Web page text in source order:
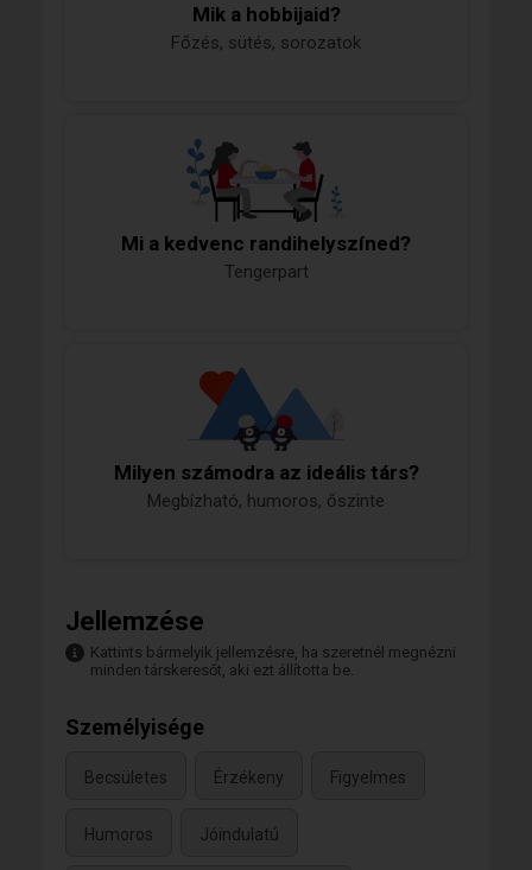
Mik a hobbijaid?
Főzés, sütés, sorozatok
Mi a kedvenc randihelyszíned?
Tengerpart
Milyen számodra az ideális társ?
Megbízható, humoros, őszinte
Jellemzése
Kattints bármelyik jellemzésre, ha szeretnél megnézni
minden társkeresőt, aki ezt állította be.
Személyisége
Becsületes Érzékeny Figyelmes
Humoros Jóindulatú